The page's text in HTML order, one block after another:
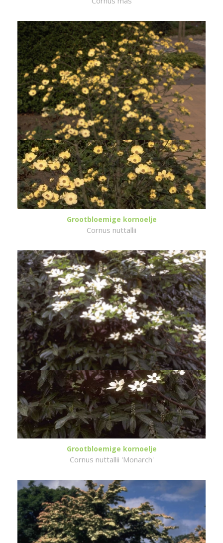
Grootbloemige kornoelje
Cornus nuttallii
Grootbloemige kornoelje
Cornus nuttallii 'Monarch'